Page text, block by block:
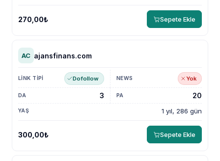
270,00₺ Sepete Ekle
AC ajansfinans.com
Dofollow Yok
1 yıl, 286 gün
3 20
300,00₺ Sepete Ekle